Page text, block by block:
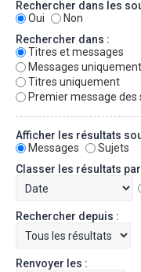
Rechercher dans les
Oui
Non
Rechercher dans :
Titres et messages
Messages uniquement
Titres uniquement
Premier message
Afficher les résultats
Messages
Sujets
Classer les résultats
Rechercher depuis :
Renvoyer les :